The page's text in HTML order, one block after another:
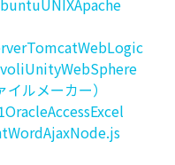
UNIXApache
TomcatWebLogic
UnityWebSphere
ルメーカー）
OracleAccessExcel
WordAjaxNode.js